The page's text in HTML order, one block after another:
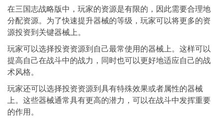
在三国志战略版中，玩家的资源是有限的，因此需要合理地
分配资源。为了快速提升器械的等级，玩家可以将更多的资
源投资到关键器械上。
玩家可以选择投资资源到自己最常使用的器械上。这样可以
提高自己在战斗中的战力，同时也可以更好地适应自己的战
术风格。
玩家还可以选择投资资源到具有特殊效果或者属性的器械
上。这些器械通常具有更高的潜力，可以在战斗中发挥重要
的作用。